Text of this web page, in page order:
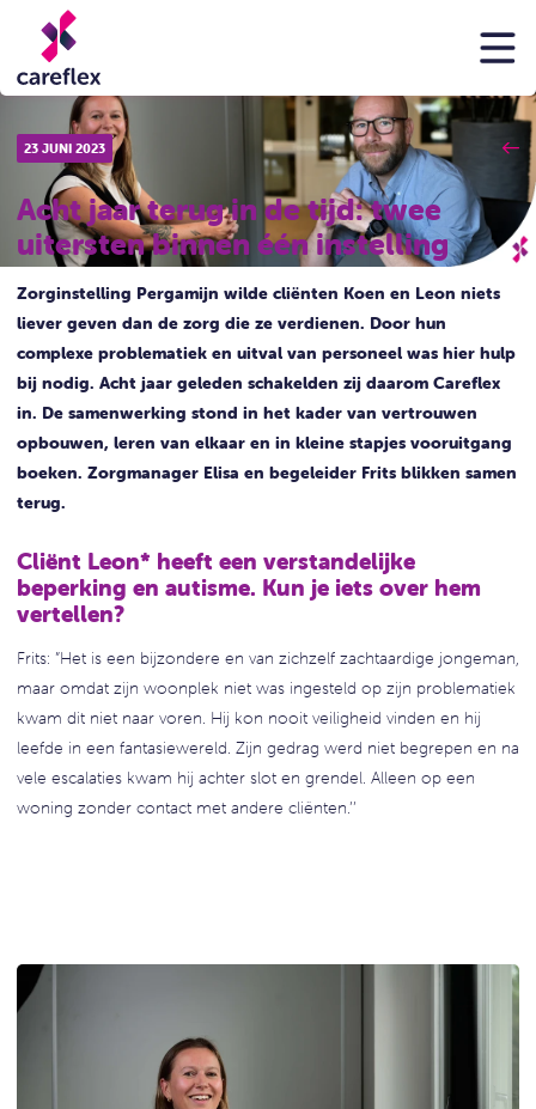
23 JUNI 2023
Acht jaar terug in de tijd: twee
uitersten binnen één instelling
Zorginstelling Pergamijn wilde cliënten Koen en Leon niets
liever geven dan de zorg die ze verdienen. Door hun
complexe problematiek en uitval van personeel was hier hulp
bij nodig. Acht jaar geleden schakelden zij daarom Careflex
in. De samenwerking stond in het kader van vertrouwen
opbouwen, leren van elkaar en in kleine stapjes vooruitgang
boeken. Zorgmanager Elisa en begeleider Frits blikken samen
terug.
Cliënt Leon* heeft een verstandelijke
beperking en autisme. Kun je iets over hem
vertellen?
Frits: ”Het is een bijzondere en van zichzelf zachtaardige jongeman,
maar omdat zijn woonplek niet was ingesteld op zijn problematiek
kwam dit niet naar voren. Hij kon nooit veiligheid vinden en hij
leefde in een fantasiewereld. Zijn gedrag werd niet begrepen en na
vele escalaties kwam hij achter slot en grendel. Alleen op een
woning zonder contact met andere cliënten.’’